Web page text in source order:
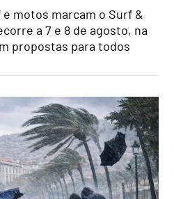
motos marcam o Surf &
a 7 e 8 de agosto, na
propostas para todos